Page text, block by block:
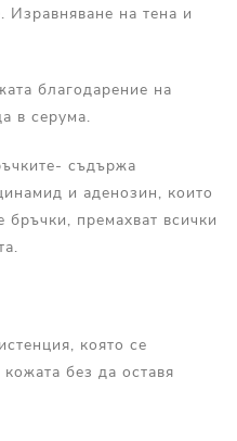
Изравняване на тена и
благодарение на
в серума.
съдържа
и аденозин, които
премахват всички
която се
без да оставя